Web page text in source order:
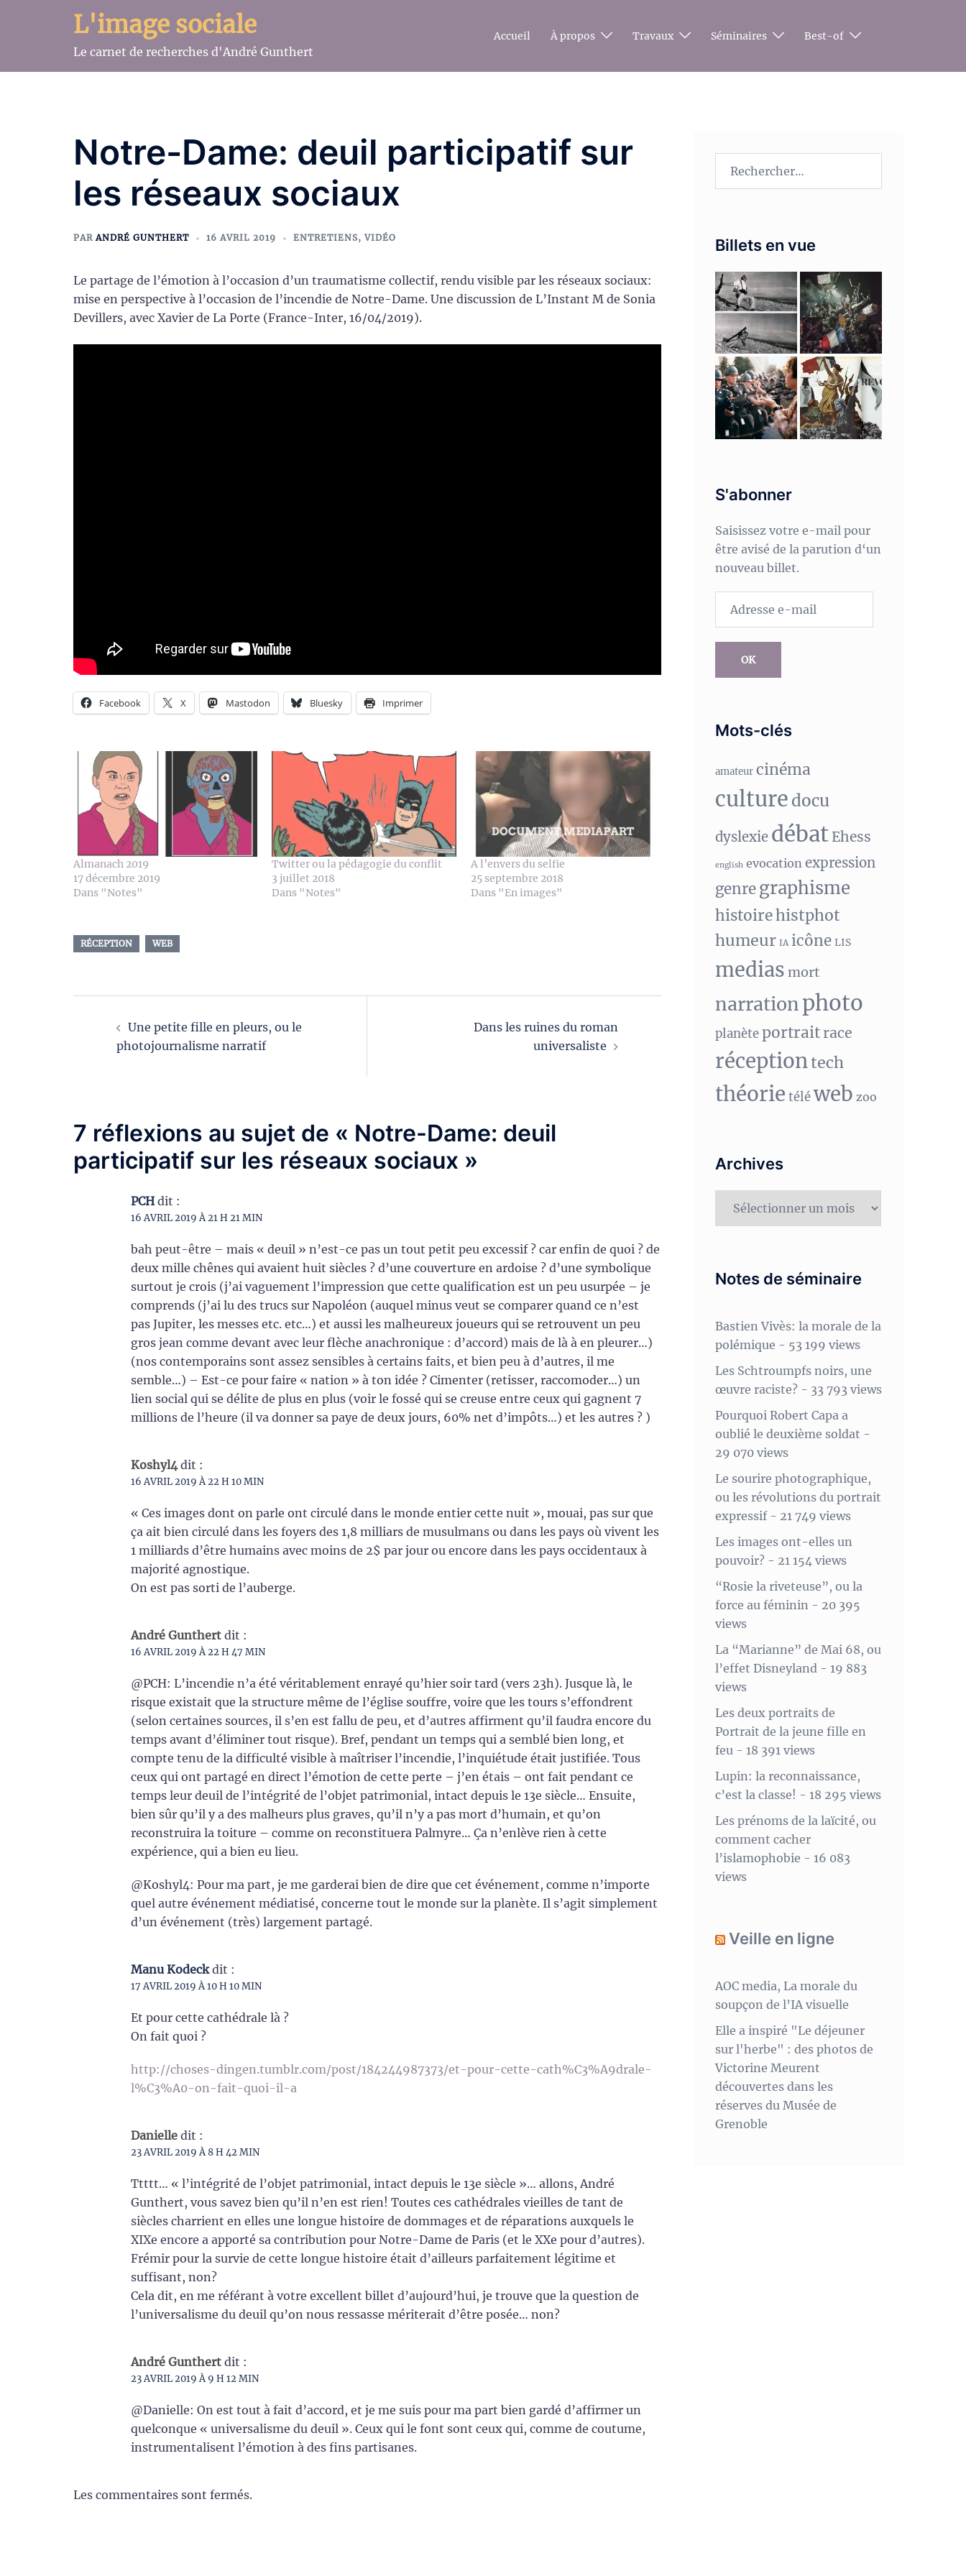
L'image sociale
Le carnet de recherches d'André Gunthert
Accueil À propos Travaux Séminaires Best-of
Notre-Dame: deuil participatif sur
les réseaux sociaux
PARANDRÉ GUNTHERT 16 AVRIL 2019 ENTRETIENS, VIDÉO
Le partage de l’émotion à l’occasion d’un traumatisme collectif, rendu visible par les réseaux sociaux:
mise en perspective à l’occasion de l’incendie de Notre-Dame. Une discussion de L’Instant M de Sonia
Devillers, avec Xavier de La Porte (France-Inter, 16/04/2019).
Facebook X Mastodon Bluesky Imprimer
Almanach 2019
17 décembre 2019
Dans "Notes"
Twitter ou la pédagogie du conflit
3 juillet 2018
Dans "Notes"
A l’envers du selfie
25 septembre 2018
Dans "En images"
RÉCEPTION WEB
Navigation
d’article
Une petite fille en pleurs, ou le
photojournalisme narratif
Dans les ruines du roman
universaliste
7 réflexions au sujet de « Notre-Dame: deuil
participatif sur les réseaux sociaux »
PCH dit :
16 AVRIL 2019 À 21 H 21 MIN
bah peut-être – mais « deuil » n’est-ce pas un tout petit peu excessif ? car enfin de quoi ? de
deux mille chênes qui avaient huit siècles ? d’une couverture en ardoise ? d’une symbolique
surtout je crois (j’ai vaguement l’impression que cette qualification est un peu usurpée – je
comprends (j’ai lu des trucs sur Napoléon (auquel minus veut se comparer quand ce n’est
pas Jupiter, les messes etc. etc…) et aussi les malheureux joueurs qui se retrouvent un peu
gros jean comme devant avec leur flèche anachronique : d’accord) mais de là à en pleurer…)
(nos contemporains sont assez sensibles à certains faits, et bien peu à d’autres, il me
semble…) – Est-ce pour faire « nation » à ton idée ? Cimenter (retisser, raccomoder…) un
lien social qui se délite de plus en plus (voir le fossé qui se creuse entre ceux qui gagnent 7
millions de l’heure (il va donner sa paye de deux jours, 60% net d’impôts…) et les autres ? )
Koshyl4 dit :
16 AVRIL 2019 À 22 H 10 MIN
« Ces images dont on parle ont circulé dans le monde entier cette nuit », mouai, pas sur que
ça ait bien circulé dans les foyers des 1,8 milliars de musulmans ou dans les pays où vivent les
1 milliards d’être humains avec moins de 2$ par jour ou encore dans les pays occidentaux à
majorité agnostique.
On est pas sorti de l’auberge.
André Gunthert dit :
16 AVRIL 2019 À 22 H 47 MIN
@PCH: L’incendie n’a été véritablement enrayé qu’hier soir tard (vers 23h). Jusque là, le
risque existait que la structure même de l’église souffre, voire que les tours s’effondrent
(selon certaines sources, il s’en est fallu de peu, et d’autres affirment qu’il faudra encore du
temps avant d’éliminer tout risque). Bref, pendant un temps qui a semblé bien long, et
compte tenu de la difficulté visible à maîtriser l’incendie, l’inquiétude était justifiée. Tous
ceux qui ont partagé en direct l’émotion de cette perte – j’en étais – ont fait pendant ce
temps leur deuil de l’intégrité de l’objet patrimonial, intact depuis le 13e siècle… Ensuite,
bien sûr qu’il y a des malheurs plus graves, qu’il n’y a pas mort d’humain, et qu’on
reconstruira la toiture – comme on reconstituera Palmyre… Ça n’enlève rien à cette
expérience, qui a bien eu lieu.
@Koshyl4: Pour ma part, je me garderai bien de dire que cet événement, comme n’importe
quel autre événement médiatisé, concerne tout le monde sur la planète. Il s’agit simplement
d’un événement (très) largement partagé.
Manu Kodeck dit :
17 AVRIL 2019 À 10 H 10 MIN
Et pour cette cathédrale là ?
On fait quoi ?
http://choses-dingen.tumblr.com/post/184244987373/et-pour-cette-cath%C3%A9drale-
l%C3%A0-on-fait-quoi-il-a
Danielle dit :
23 AVRIL 2019 À 8 H 42 MIN
Ttttt… « l’intégrité de l’objet patrimonial, intact depuis le 13e siècle »… allons, André
Gunthert, vous savez bien qu’il n’en est rien! Toutes ces cathédrales vieilles de tant de
siècles charrient en elles une longue histoire de dommages et de réparations auxquels le
XIXe encore a apporté sa contribution pour Notre-Dame de Paris (et le XXe pour d’autres).
Frémir pour la survie de cette longue histoire était d’ailleurs parfaitement légitime et
suffisant, non?
Cela dit, en me référant à votre excellent billet d’aujourd’hui, je trouve que la question de
l’universalisme du deuil qu’on nous ressasse mériterait d’être posée… non?
André Gunthert dit :
23 AVRIL 2019 À 9 H 12 MIN
@Danielle: On est tout à fait d’accord, et je me suis pour ma part bien gardé d’affirmer un
quelconque « universalisme du deuil ». Ceux qui le font sont ceux qui, comme de coutume,
instrumentalisent l’émotion à des fins partisanes.
Les commentaires sont fermés.
Billets en vue
S'abonner
Saisissez votre e-mail pour
être avisé de la parution d‘un
nouveau billet.
OK
Mots-clés
amateur cinéma
culture docu
dyslexie débat Ehess
english evocation expression
genre graphisme
histoirehistphot
humeur IA icône LIS
medias mort
narrationphoto
planète portrait race
réceptiontech
théorie téléweb zoo
Archives
Notes de séminaire
Bastien Vivès: la morale de la
polémique - 53 199 views
Les Schtroumpfs noirs, une
œuvre raciste?- 33 793 views
Pourquoi Robert Capa a
oublié le deuxième soldat -
29 070 views
Le sourire photographique,
ou les révolutions du portrait
expressif- 21 749 views
Les images ont-elles un
pouvoir?- 21 154 views
“Rosie la riveteuse”, ou la
force au féminin - 20 395
views
La “Marianne” de Mai 68, ou
l’effet Disneyland - 19 883
views
Les deux portraits de
Portrait de la jeune fille en
feu - 18 391 views
Lupin: la reconnaissance,
c’est la classe! - 18 295 views
Les prénoms de la laïcité, ou
comment cacher
l’islamophobie - 16 083
views
Veille en ligne
AOC media, La morale du
soupçon de l’IA visuelle
Elle a inspiré "Le déjeuner
sur l'herbe" : des photos de
Victorine Meurent
découvertes dans les
réserves du Musée de
Grenoble